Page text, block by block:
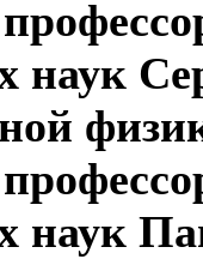
наук
наук